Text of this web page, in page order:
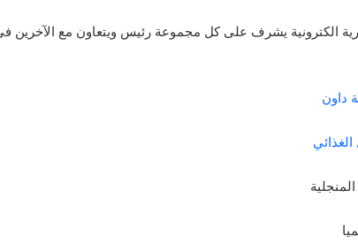
الكترونية يشرف على كل مجموعة رئيس ويتعاون مع الآخرين
داون